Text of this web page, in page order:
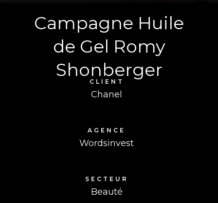
Campagne Huile
de Gel Romy
Shonberger
CLIENT
Chanel
AGENCE
Wordsinvest
SECTEUR
Beauté